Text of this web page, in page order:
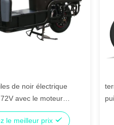
de noir électrique
avec le moteur
le meilleur prix